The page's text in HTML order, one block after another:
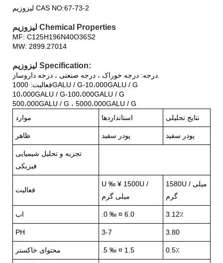
لیزوزیم CAS NO:67-73-2
لیزوزیم Chemical Properties
MF: C125H196N40O36S2
MW: 2899.27014
لیزوزیم Specification:
فعالیت: 1000GALU / G-10،000GALU / G
10،000GALU / G-100،000GALU / G
500،000GALU / G ، 5000،000GALU / G
موارد
استانداردها نتایج تحلیلی
ظاهر پودر سفید پودر سفید
تجزیه و تحلیل شیمیایی
فیزیکی
فعالیت
U ‰ ¥ 1500U /
میلی گرم
1580U / میلی
گرم
اب .0 ‰ ¤ 6.0 3.12٪
PH 3-7 3.80
محتوای خاکستر .5 ‰ ¤ 1.5 0.5٪